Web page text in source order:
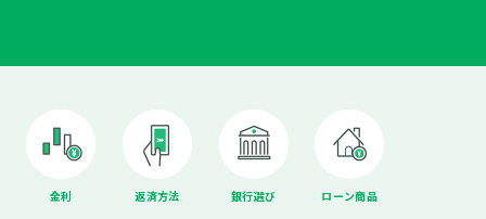
金利 返済方法 銀行選び ローン商品